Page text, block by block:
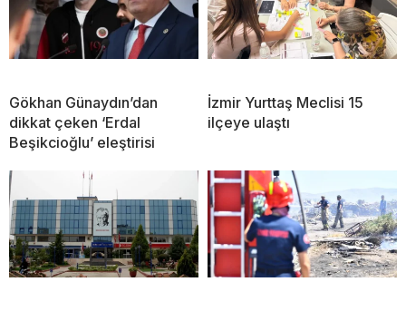
Gökhan Günaydın’dan
dikkat çeken ‘Erdal
Beşikcioğlu’ eleştirisi
İzmir Yurttaş Meclisi 15
ilçeye ulaştı